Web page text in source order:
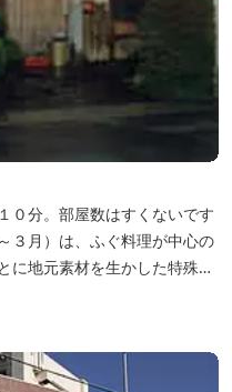
０分。部屋数はすくないです
３月）は、ふぐ料理が中心の
に地元素材を生かした特殊料